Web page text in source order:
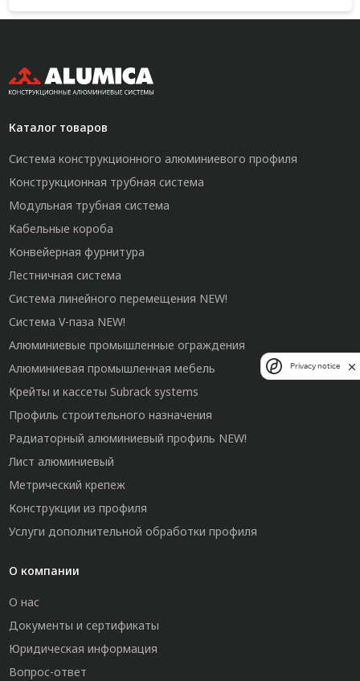
Каталог товаров
Система конструкционного алюминиевого профиля
Конструкционная трубная система
Модульная трубная система
Кабельные короба
Конвейерная фурнитура
Лестничная система
Система линейного перемещения NEW!
Система V-паза NEW!
Алюминиевые промышленные ограждения
Алюминиевая промышленная мебель
Крейты и кассеты Subrack systems
Профиль строительного назначения
Радиаторный алюминиевый профиль NEW!
Лист алюминиевый
Метрический крепеж
Конструкции из профиля
Услуги дополнительной обработки профиля
О компании
О нас
Документы и сертификаты
Юридическая информация
Вопрос-ответ
Privacy notice